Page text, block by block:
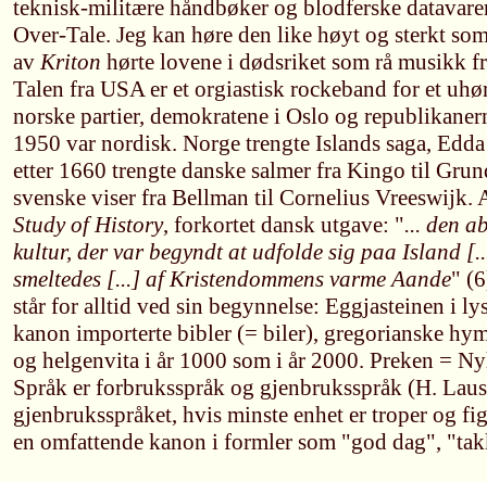
teknisk-militære håndbøker og blodferske
Over-Tale. Jeg kan høre den like høyt og sterkt
avKriton hørte lovene i dødsriket som rå musikk
Talen fra USA er et orgiastisk rockeband for et
norske partier, demokratene i Oslo og
1950 var nordisk. Norge trengte Islands saga,
etter 1660 trengte danske salmer fra Kingo til
svenske viser fra Bellman til Cornelius
Study of History, forkortet dansk utgave: "... den
kultur, der var begyndt at udfolde sig paa Island
smeltedes [...] af Kristendommens varme Aande"
står for alltid ved sin begynnelse: Eggjasteinen i
kanon importerte bibler (= biler), gregorianske
og helgenvita i år 1000 som i år 2000. Preken =
Språk er forbruksspråk og gjenbruksspråk (H.
gjenbruksspråket, hvis minste enhet er troper og
en omfattende kanon i formler som "god dag",